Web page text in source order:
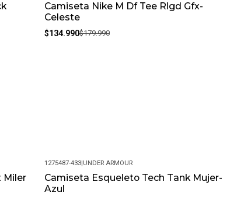
-25%
Camiseta Nike M Df Tee Rlgd Gfx-
Celeste
$134.990$179.990
Miler
-33%
1275487-433|UNDER ARMOUR
Camiseta Esqueleto Tech Tank Mujer-
Azul